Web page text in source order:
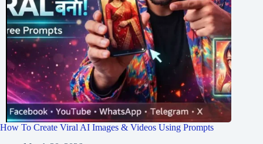
How To Create Viral AI Images & Videos Using Prompts